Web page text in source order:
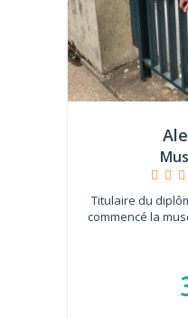
Titulaire du
commencé la